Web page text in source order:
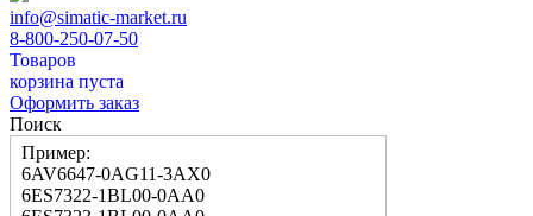
info@simatic-market.ru
8-800-250-07-50
Товаров
корзина пуста
Оформить заказ
Поиск
Пример:
6AV6647-0AG11-3AX0
6ES7322-1BL00-0AA0